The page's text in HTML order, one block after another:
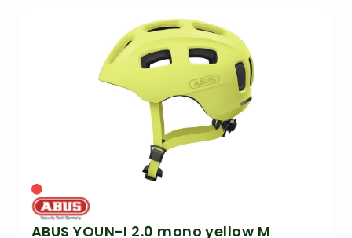
ABUS YOUN-I 2.0 mono yellow M